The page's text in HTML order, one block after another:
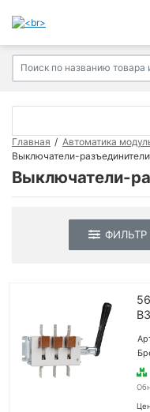
Главная
Автоматика
Выключатели-разъединители
Выключатели-
ФИЛЬТР